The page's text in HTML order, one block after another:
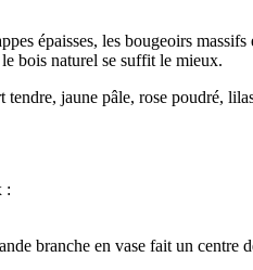
épaisses, les bougeoirs
bois naturel se suffit le mieux.
jaune pâle, rose poudré,
:
branche en vase fait un centre